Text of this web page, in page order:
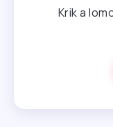
Krik a